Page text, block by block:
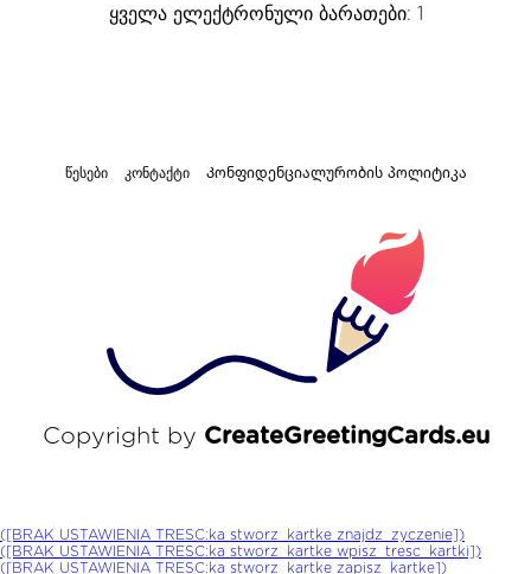
ყველა ელექტრონული ბარათები: 1
წესები კონტაქტი Კონფიდენციალურობის პოლიტიკა
Copyright by CreateGreetingCards.eu
([BRAK USTAWIENIA TRESC:ka stworz_kartke znajdz_zyczenie])
([BRAK USTAWIENIA TRESC:ka stworz_kartke wpisz_tresc_kartki])
([BRAK USTAWIENIA TRESC:ka stworz_kartke zapisz_kartke])